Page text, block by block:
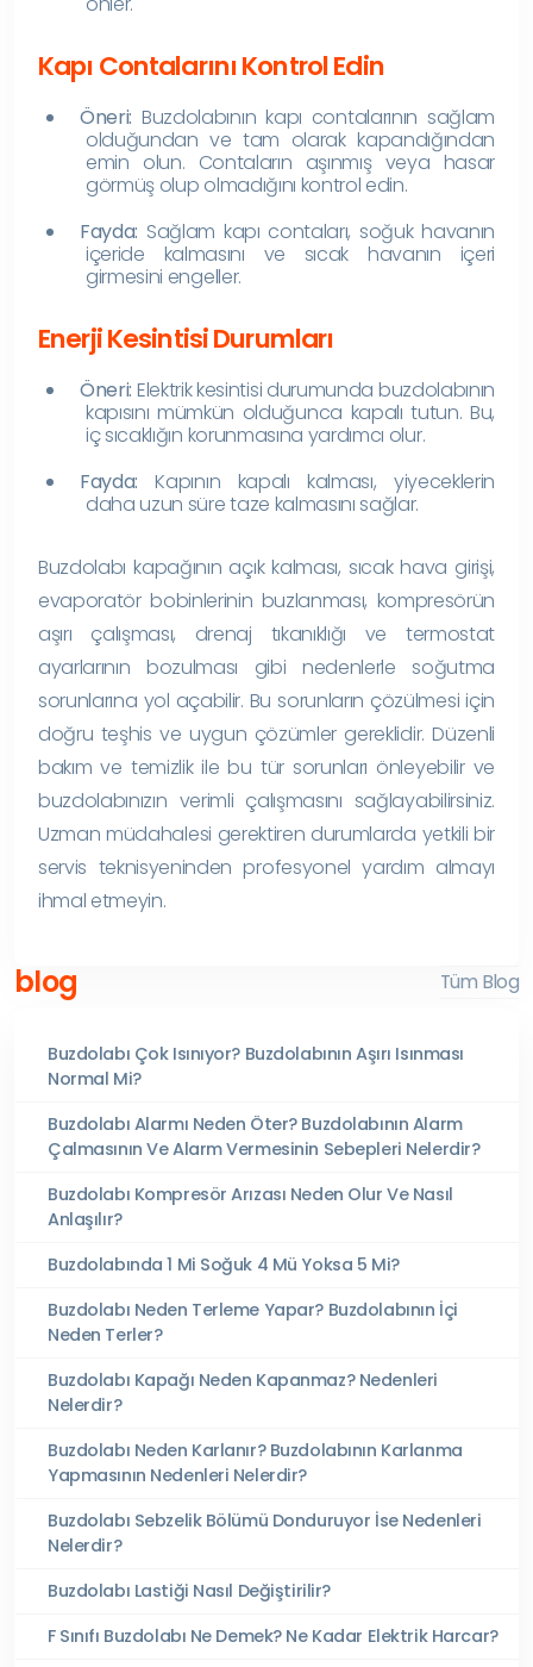
Kapı Contalarını Kontrol Edin
Öneri: Buzdolabının kapı contalarının sağlam
olduğundan ve tam olarak kapandığından
emin olun. Contaların aşınmış veya hasar
görmüş olup olmadığını kontrol edin.
Fayda: Sağlam kapı contaları, soğuk havanın
içeride kalmasını ve sıcak havanın içeri
girmesini engeller.
Enerji Kesintisi Durumları
Öneri: Elektrik kesintisi durumunda buzdolabının
kapısını mümkün olduğunca kapalı tutun. Bu,
iç sıcaklığın korunmasına yardımcı olur.
Fayda: Kapının kapalı kalması, yiyeceklerin
daha uzun süre taze kalmasını sağlar.
Buzdolabı kapağının açık kalması, sıcak hava girişi,
evaporatör bobinlerinin buzlanması, kompresörün
aşırı çalışması, drenaj tıkanıklığı ve termostat
ayarlarının bozulması gibi nedenlerle soğutma
sorunlarına yol açabilir. Bu sorunların çözülmesi için
doğru teşhis ve uygun çözümler gereklidir. Düzenli
bakım ve temizlik ile bu tür sorunları önleyebilir ve
buzdolabınızın verimli çalışmasını sağlayabilirsiniz.
Uzman müdahalesi gerektiren durumlarda yetkili bir
servis teknisyeninden profesyonel yardım almayı
ihmal etmeyin.
blog Tüm Blog
Buzdolabı Çok Isınıyor? Buzdolabının Aşırı Isınması
Normal Mi?
Buzdolabı Alarmı Neden Öter? Buzdolabının Alarm
Çalmasının Ve Alarm Vermesinin Sebepleri Nelerdir?
Buzdolabı Kompresör Arızası Neden Olur Ve Nasıl
Anlaşılır?
Buzdolabında 1 Mi Soğuk 4 Mü Yoksa 5 Mi?
Buzdolabı Neden Terleme Yapar? Buzdolabının İçi
Neden Terler?
Buzdolabı Kapağı Neden Kapanmaz? Nedenleri
Nelerdir?
Buzdolabı Neden Karlanır? Buzdolabının Karlanma
Yapmasının Nedenleri Nelerdir?
Buzdolabı Sebzelik Bölümü Donduruyor İse Nedenleri
Nelerdir?
Buzdolabı Lastiği Nasıl Değiştirilir?
F Sınıfı Buzdolabı Ne Demek? Ne Kadar Elektrik Harcar?